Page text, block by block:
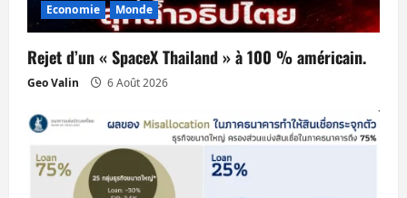
Economie Monde
Rejet d’un « SpaceX Thailand » à 100 % américain.
Geo Valin 6 Août 2026